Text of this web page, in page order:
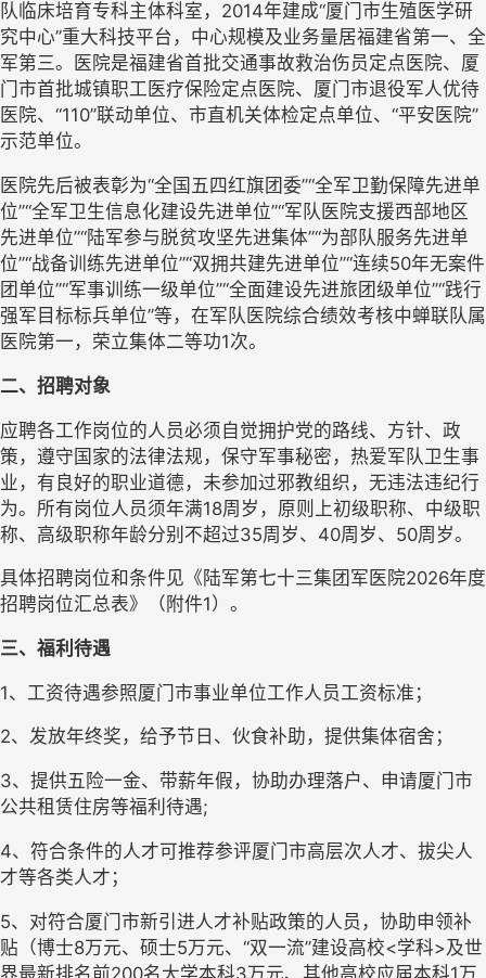
队临床培育专科主体科室，2014年建成“厦门市生殖医学研
究中心”重大科技平台，中心规模及业务量居福建省第一、全
军第三。医院是福建省首批交通事故救治伤员定点医院、厦
门市首批城镇职工医疗保险定点医院、厦门市退役军人优待
医院、“110”联动单位、市直机关体检定点单位、“平安医院”
示范单位。
医院先后被表彰为“全国五四红旗团委”“全军卫勤保障先进单
位”“全军卫生信息化建设先进单位”“军队医院支援西部地区
先进单位”“陆军参与脱贫攻坚先进集体”“为部队服务先进单
位”“战备训练先进单位”“双拥共建先进单位”“连续50年无案件
团单位”“军事训练一级单位”“全面建设先进旅团级单位”“践行
强军目标标兵单位”等，在军队医院综合绩效考核中蝉联队属
医院第一，荣立集体二等功1次。
二、招聘对象
应聘各工作岗位的人员必须自觉拥护党的路线、方针、政
策，遵守国家的法律法规，保守军事秘密，热爱军队卫生事
业，有良好的职业道德，未参加过邪教组织，无违法违纪行
为。所有岗位人员须年满18周岁，原则上初级职称、中级职
称、高级职称年龄分别不超过35周岁、40周岁、50周岁。
具体招聘岗位和条件见《陆军第七十三集团军医院2026年度
招聘岗位汇总表》（附件1）。
三、福利待遇
1、工资待遇参照厦门市事业单位工作人员工资标准；
2、发放年终奖，给予节日、伙食补助，提供集体宿舍；
3、提供五险一金、带薪年假，协助办理落户、申请厦门市
公共租赁住房等福利待遇;
4、符合条件的人才可推荐参评厦门市高层次人才、拔尖人
才等各类人才；
5、对符合厦门市新引进人才补贴政策的人员，协助申领补
贴（博士8万元、硕士5万元、“双一流”建设高校<学科>及世
界最新排名前200名大学本科3万元、其他高校应届本科1万